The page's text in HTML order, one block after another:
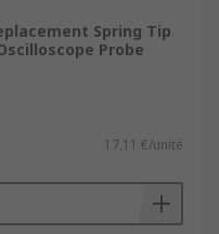
Spring Tip
Probe
17,11 €/unité